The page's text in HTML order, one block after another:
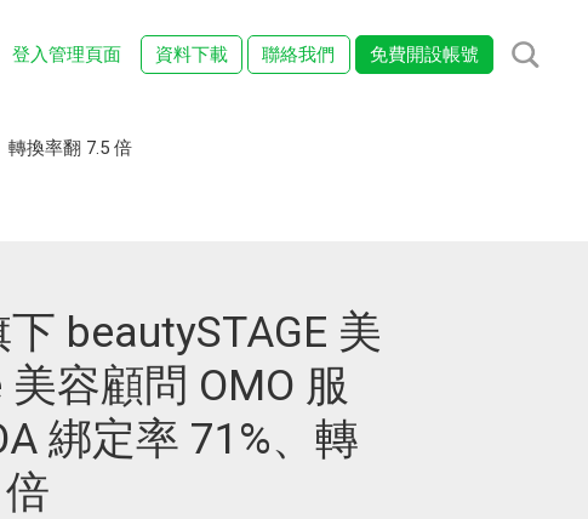
登入管理頁面 資料下載 聯絡我們 免費開設帳號
轉換率翻 7.5 倍
beautySTAGE 美
容顧問 OMO 服
綁定率 71%、轉